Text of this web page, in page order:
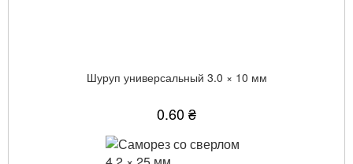
Шуруп универсальный 3.0 × 10 мм
0.60 ₴